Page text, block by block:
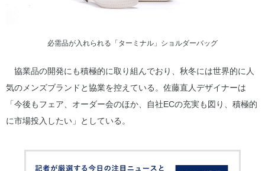
必需品が入れられる「ターミナル」ショルダーバッグ
協業品の開発にも積極的に取り組んでおり、秋冬には世界的に人
気のメンズブランドと協業を控えている。佐藤直人デザイナーは
「今後もフェア、オーダー会のほか、自社ECの充実も図り、積極的
に市場投入したい」としている。